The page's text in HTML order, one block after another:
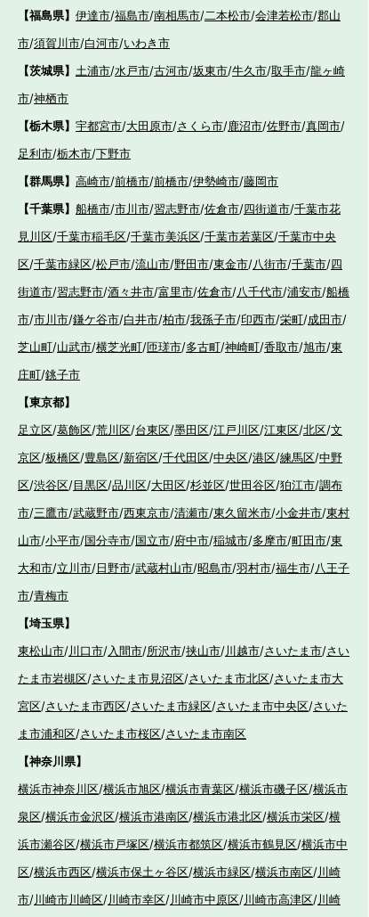
【福島県】 伊達市/福島市/南相馬市/二本松市/会津若松市/郡山
市/須賀川市/白河市/いわき市
【茨城県】 土浦市/水戸市/古河市/坂東市/牛久市/取手市/龍ヶ崎
市/神栖市
【栃木県】 宇都宮市/大田原市/さくら市/鹿沼市/佐野市/真岡市/
足利市/栃木市/下野市
【群馬県】 高崎市/前橋市/前橋市/伊勢崎市/藤岡市
【千葉県】 船橋市/市川市/習志野市/佐倉市/四街道市/千葉市花
見川区/千葉市稲毛区/千葉市美浜区/千葉市若葉区/千葉市中央
区/千葉市緑区/松戸市/流山市/野田市/東金市/八街市/千葉市/四
街道市/習志野市/酒々井市/富里市/佐倉市/八千代市/浦安市/船橋
市/市川市/鎌ケ谷市/白井市/柏市/我孫子市/印西市/栄町/成田市/
芝山町/山武市/横芝光町/匝瑳市/多古町/神崎町/香取市/旭市/東
庄町/銚子市
【東京都】
足立区/葛飾区/荒川区/台東区/墨田区/江戸川区/江東区/北区/文
京区/板橋区/豊島区/新宿区/千代田区/中央区/港区/練馬区/中野
区/渋谷区/目黒区/品川区/大田区/杉並区/世田谷区/狛江市/調布
市/三鷹市/武蔵野市/西東京市/清瀬市/東久留米市/小金井市/東村
山市/小平市/国分寺市/国立市/府中市/稲城市/多摩市/町田市/東
大和市/立川市/日野市/武蔵村山市/昭島市/羽村市/福生市/八王子
市/青梅市
【埼玉県】
東松山市/川口市/入間市/所沢市/挟山市/川越市/さいたま市/さい
たま市岩槻区/さいたま市見沼区/さいたま市北区/さいたま市大
宮区/さいたま市西区/さいたま市緑区/さいたま市中央区/さいた
ま市浦和区/さいたま市桜区/さいたま市南区
【神奈川県】
横浜市神奈川区/横浜市旭区/横浜市青葉区/横浜市磯子区/横浜市
泉区/横浜市金沢区/横浜市港南区/横浜市港北区/横浜市栄区/横
浜市瀬谷区/横浜市戸塚区/横浜市都筑区/横浜市鶴見区/横浜市中
区/横浜市西区/横浜市保土ヶ谷区/横浜市緑区/横浜市南区/川崎
市/川崎市川崎区/川崎市幸区/川崎市中原区/川崎市高津区/川崎